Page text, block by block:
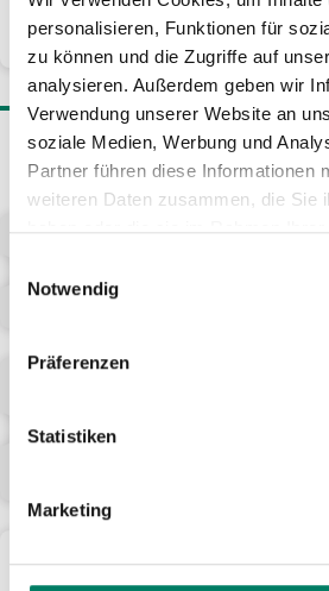
personalisieren, Funktionen für
zu können und die Zugriffe auf
analysieren. Außerdem geben wir
Verwendung unserer Website an
soziale Medien, Werbung und
Partner führen diese Informationen
weiteren Daten zusammen, die Sie
Notwendig
Präferenzen
Statistiken
Marketing
Tariffragen
0800 6 50 40 30
Mehr
Die ideale Ergänzung für alle
VRS-Gebiet hinausgehen.
wird das Fahrrad Dein Begleiter –
Ticket kaufen